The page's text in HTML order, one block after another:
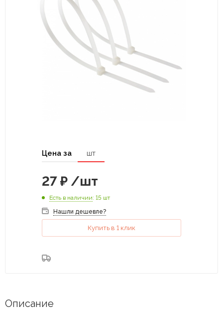
Цена за шт
27 ₽ /шт
Есть в наличии: 15 шт
Нашли дешевле?
Купить в 1 клик
Описание